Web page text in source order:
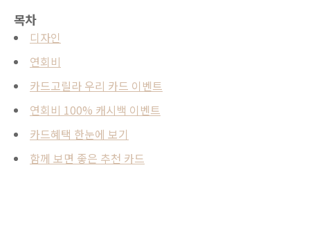
목차
디자인
연회비
카드고릴라 우리 카드 이벤트
연회비 100% 캐시백 이벤트
카드혜택 한눈에 보기
함께 보면 좋은 추천 카드